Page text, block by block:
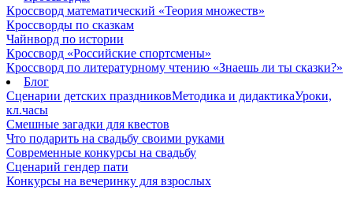
Кроссворд математический «Теория множеств»
Кроссворды по сказкам
Чайнворд по истории
Кроссворд «Российские спортсмены»
Кроссворд по литературному чтению «Знаешь ли ты сказки?»
Блог
Сценарии детских праздниковМетодика и дидактикаУроки,
кл.часы
Смешные загадки для квестов
Что подарить на свадьбу своими руками
Современные конкурсы на свадьбу
Сценарий гендер пати
Конкурсы на вечеринку для взрослых